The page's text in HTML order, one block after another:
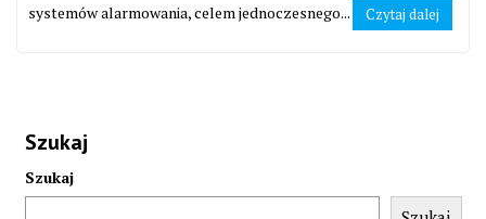
systemów alarmowania, celem jednoczesnego...
Czytaj dalej
Szukaj
Szukaj